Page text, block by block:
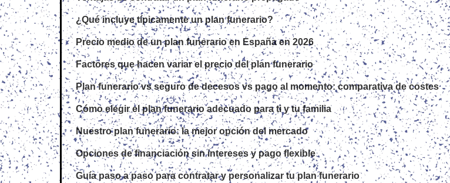
¿Qué incluye típicamente un plan funerario?
Precio medio de un plan funerario en España en 2026
Factores que hacen variar el precio del plan funerario
Plan funerario vs seguro de decesos vs pago al momento: comparativa de costes
Cómo elegir el plan funerario adecuado para ti y tu familia
Nuestro plan funerario: la mejor opción del mercado
Opciones de financiación sin intereses y pago flexible
Guía paso a paso para contratar y personalizar tu plan funerario